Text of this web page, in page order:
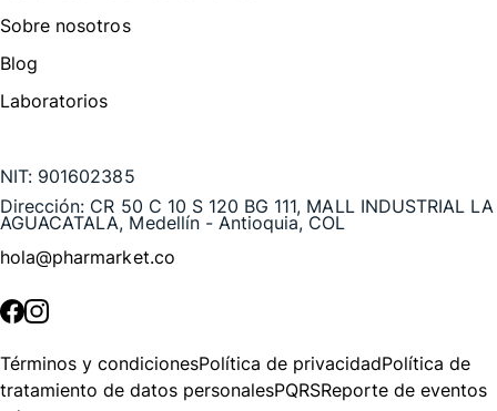
Sobre nosotros
Blog
Laboratorios
NIT: 901602385
Dirección: CR 50 C 10 S 120 BG 111, MALL INDUSTRIAL LA
AGUACATALA, Medellín - Antioquia, COL
hola@pharmarket.co
Términos y condicionesPolítica de privacidadPolítica de
tratamiento de datos personalesPQRSReporte de eventos